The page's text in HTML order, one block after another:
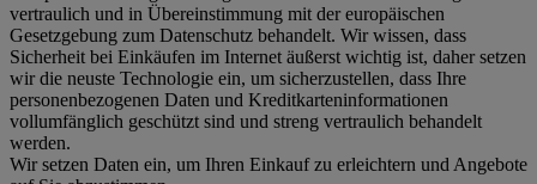
vertraulich und in Übereinstimmung mit der europäischen
Gesetzgebung zum Datenschutz behandelt. Wir wissen, dass
Sicherheit bei Einkäufen im Internet äußerst wichtig ist, daher setzen
wir die neuste Technologie ein, um sicherzustellen, dass Ihre
personenbezogenen Daten und Kreditkarteninformationen
vollumfänglich geschützt sind und streng vertraulich behandelt
werden.
Wir setzen Daten ein, um Ihren Einkauf zu erleichtern und Angebote